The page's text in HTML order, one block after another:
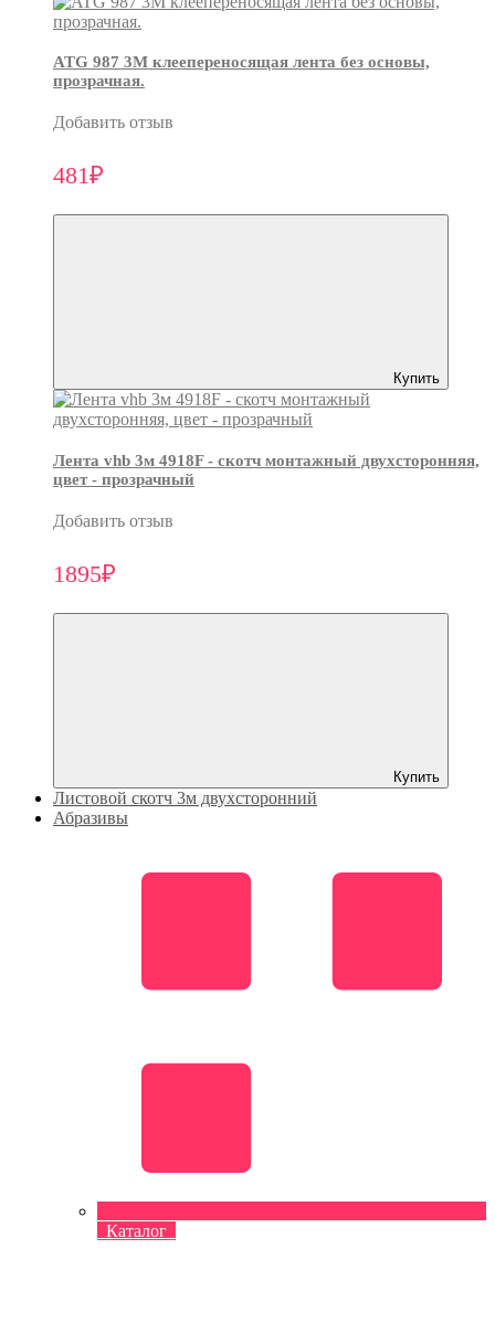
ATG 987 3М клеепереносящая лента без основы,
прозрачная.
Добавить отзыв
481₽
Купить
Лента vhb 3м 4918F - скотч монтажный двухсторонняя,
цвет - прозрачный
Добавить отзыв
1895₽
Купить
Листовой скотч 3м двухсторонний
Абразивы
Каталог